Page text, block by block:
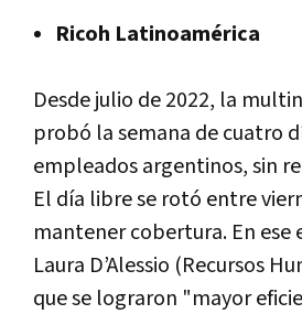
Ricoh Latinoamérica
Desde julio de 2022, la
probó la semana de cuatro
empleados argentinos, sin
El día libre se rotó entre
mantener cobertura. En ese
Laura D’Alessio (Recursos
que se lograron "mayor